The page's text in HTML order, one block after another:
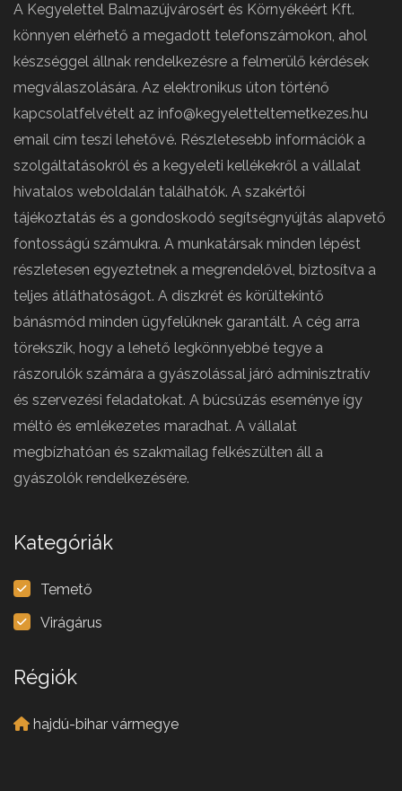
A Kegyelettel Balmazújvárosért és Környékéért Kft.
könnyen elérhető a megadott telefonszámokon, ahol
készséggel állnak rendelkezésre a felmerülő kérdések
megválaszolására. Az elektronikus úton történő
kapcsolatfelvételt az info@kegyeletteltemetkezes.hu
email cím teszi lehetővé. Részletesebb információk a
szolgáltatásokról és a kegyeleti kellékekről a vállalat
hivatalos weboldalán találhatók. A szakértői
tájékoztatás és a gondoskodó segítségnyújtás alapvető
fontosságú számukra. A munkatársak minden lépést
részletesen egyeztetnek a megrendelővel, biztosítva a
teljes átláthatóságot. A diszkrét és körültekintő
bánásmód minden ügyfelüknek garantált. A cég arra
törekszik, hogy a lehető legkönnyebbé tegye a
rászorulók számára a gyászolással járó adminisztratív
és szervezési feladatokat. A búcsúzás eseménye így
méltó és emlékezetes maradhat. A vállalat
megbízhatóan és szakmailag felkészülten áll a
gyászolók rendelkezésére.
Kategóriák
Temető
Virágárus
Régiók
hajdú-bihar vármegye